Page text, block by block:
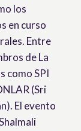
los
en curso
Entre
de La
como SPI
(Sri
El evento